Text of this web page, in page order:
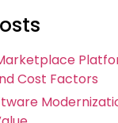
Cost Factors